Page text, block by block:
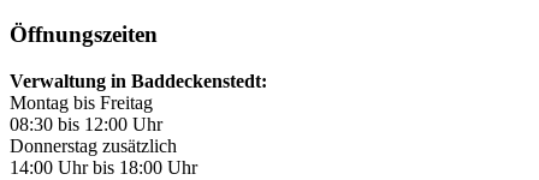
Öffnungszeiten
Verwaltung in Baddeckenstedt:
Montag bis Freitag
08:30 bis 12:00 Uhr
Donnerstag zusätzlich
14:00 Uhr bis 18:00 Uhr